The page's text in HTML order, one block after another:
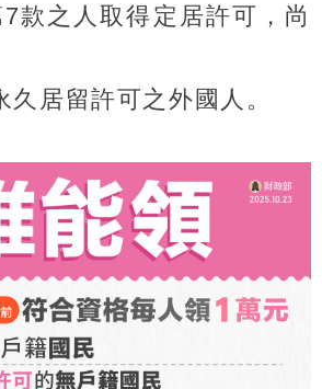
款之人取得定居許可，尚
久居留許可之外國人。